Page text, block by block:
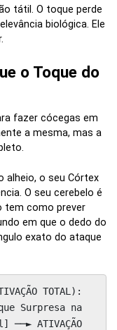
tátil. O toque perde
biológica. Ele
o Toque do
fazer cócegas em
a mesma, mas a
alheio, o seu Córtex
O seu cerebelo é
tem como prever
em que o dedo do
exato do ataque
ATIVAÇÃO